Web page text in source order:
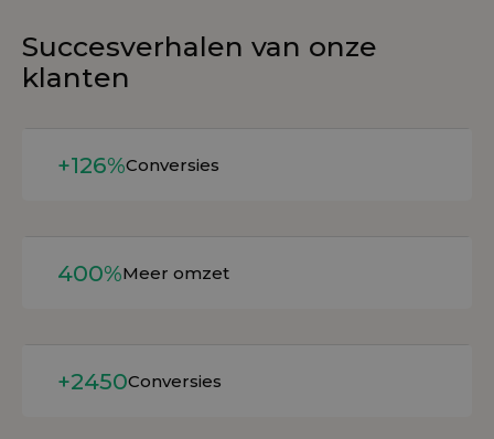
Succesverhalen van onze
klanten
+126%Conversies
400%Meer omzet
+2450Conversies